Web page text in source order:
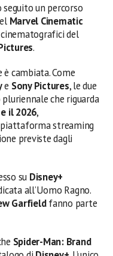
un percorso
Marvel Cinematic
del
.
cambiata. Come
e Sony Pictures, le due
che riguarda
il 2026,
streaming
previste dagli
su Disney+
all’Uomo Ragno.
Garfieldfanno parte
Spider-Man: Brand